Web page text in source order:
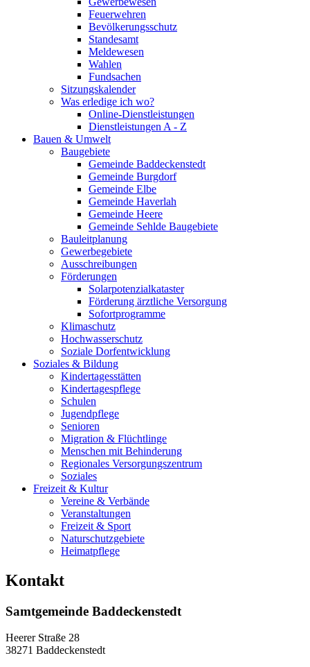
Feuerwehren
Bevölkerungsschutz
Standesamt
Meldewesen
Wahlen
Fundsachen
Sitzungskalender
Was erledige ich wo?
Online-Dienstleistungen
Dienstleistungen A - Z
Bauen & Umwelt
Baugebiete
Gemeinde Baddeckenstedt
Gemeinde Burgdorf
Gemeinde Elbe
Gemeinde Haverlah
Gemeinde Heere
Gemeinde Sehlde Baugebiete
Bauleitplanung
Gewerbegebiete
Ausschreibungen
Förderungen
Solarpotenzialkataster
Förderung ärztliche Versorgung
Sofortprogramme
Klimaschutz
Hochwasserschutz
Soziale Dorfentwicklung
Soziales & Bildung
Kindertagesstätten
Kindertagespflege
Schulen
Jugendpflege
Senioren
Migration & Flüchtlinge
Menschen mit Behinderung
Regionales Versorgungszentrum
Soziales
Freizeit & Kultur
Vereine & Verbände
Veranstaltungen
Freizeit & Sport
Naturschutzgebiete
Heimatpflege
Kontakt
Samtgemeinde Baddeckenstedt
Heerer Straße 28
38271 Baddeckenstedt